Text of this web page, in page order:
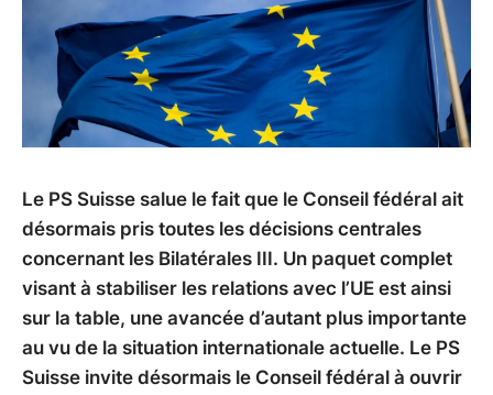
Le PS Suisse salue le fait que le Conseil fédéral ait
désormais pris toutes les décisions centrales
concernant les Bilatérales III. Un paquet complet
visant à stabiliser les relations avec l’UE est ainsi
sur la table, une avancée d’autant plus importante
au vu de la situation internationale actuelle. Le PS
Suisse invite désormais le Conseil fédéral à ouvrir